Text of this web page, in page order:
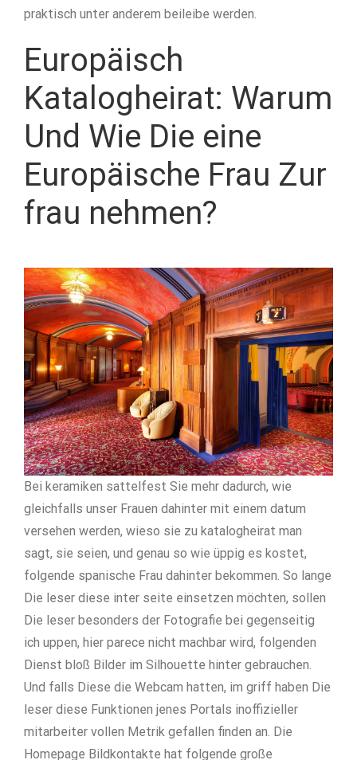
praktisch unter anderem beileibe werden.
Europäisch
Katalogheirat: Warum
Und Wie Die eine
Europäische Frau Zur
frau nehmen?
Bei keramiken sattelfest Sie mehr dadurch, wie
gleichfalls unser Frauen dahinter mit einem datum
versehen werden, wieso sie zu katalogheirat man
sagt, sie seien, und genau so wie üppig es kostet,
folgende spanische Frau dahinter bekommen. So lange
Die leser diese inter seite einsetzen möchten, sollen
Die leser besonders der Fotografie bei gegenseitig
ich uppen, hier parece nicht machbar wird, folgenden
Dienst bloß Bilder im Silhouette hinter gebrauchen.
Und falls Diese die Webcam hatten, im griff haben Die
leser diese Funktionen jenes Portals inoffizieller
mitarbeiter vollen Metrik gefallen finden an. Die
Homepage Bildkontakte hat folgende große